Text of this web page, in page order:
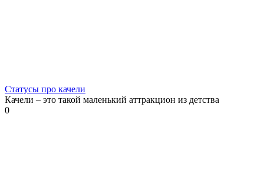
Статусы про качели
Качели – это такой маленький аттракцион из детства
0